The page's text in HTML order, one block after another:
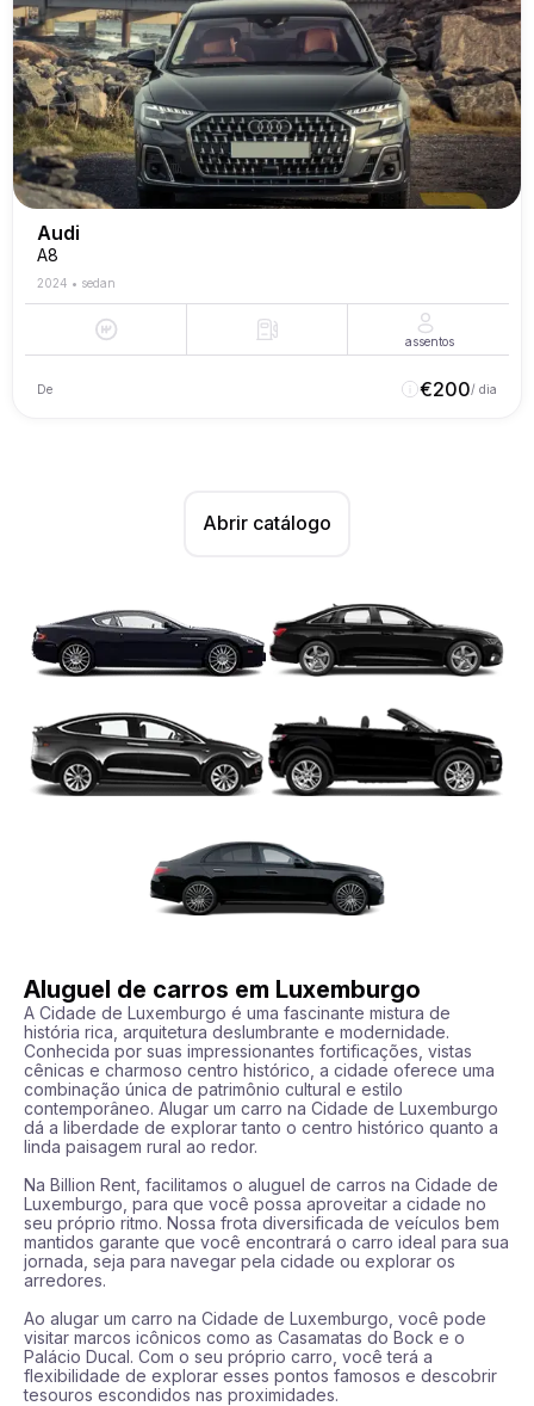
Audi
A8
2024 • sedan
assentos
De €200/ dia
Abrir catálogo
Aluguel de сarros em Luxemburgo
A Cidade de Luxemburgo é uma fascinante mistura de
história rica, arquitetura deslumbrante e modernidade.
Conhecida por suas impressionantes fortificações, vistas
cênicas e charmoso centro histórico, a cidade oferece uma
combinação única de patrimônio cultural e estilo
contemporâneo. Alugar um carro na Cidade de Luxemburgo
dá a liberdade de explorar tanto o centro histórico quanto a
linda paisagem rural ao redor.
Na Billion Rent, facilitamos o aluguel de carros na Cidade de
Luxemburgo, para que você possa aproveitar a cidade no
seu próprio ritmo. Nossa frota diversificada de veículos bem
mantidos garante que você encontrará o carro ideal para sua
jornada, seja para navegar pela cidade ou explorar os
arredores.
Ao alugar um carro na Cidade de Luxemburgo, você pode
visitar marcos icônicos como as Casamatas do Bock e o
Palácio Ducal. Com o seu próprio carro, você terá a
flexibilidade de explorar esses pontos famosos e descobrir
tesouros escondidos nas proximidades.